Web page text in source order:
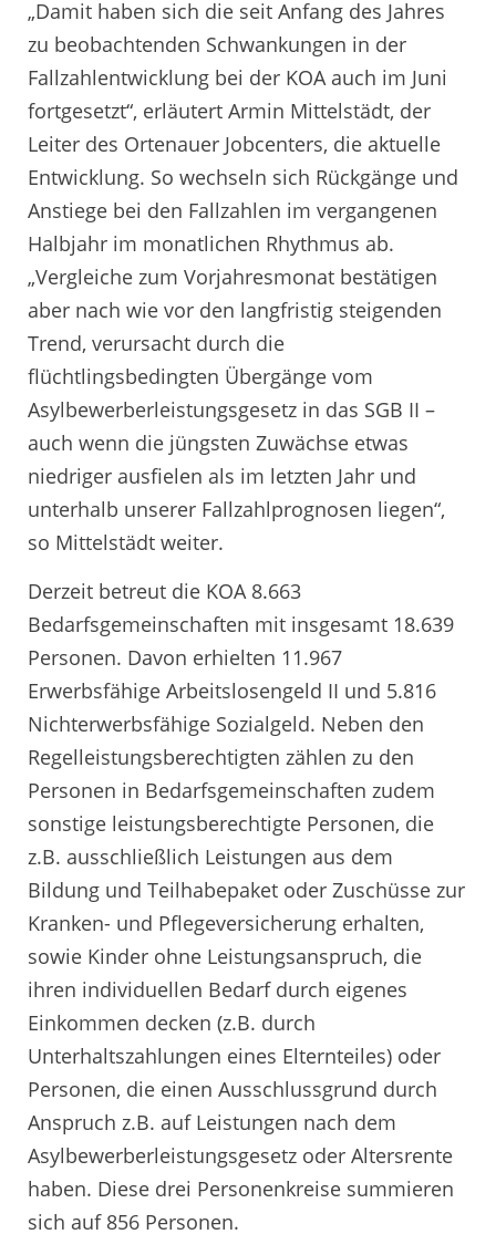
„Damit haben sich die seit Anfang des Jahres
zu beobachtenden Schwankungen in der
Fallzahlentwicklung bei der KOA auch im Juni
fortgesetzt“, erläutert Armin Mittelstädt, der
Leiter des Ortenauer Jobcenters, die aktuelle
Entwicklung. So wechseln sich Rückgänge und
Anstiege bei den Fallzahlen im vergangenen
Halbjahr im monatlichen Rhythmus ab.
„Vergleiche zum Vorjahresmonat bestätigen
aber nach wie vor den langfristig steigenden
Trend, verursacht durch die
flüchtlingsbedingten Übergänge vom
Asylbewerberleistungsgesetz in das SGB II –
auch wenn die jüngsten Zuwächse etwas
niedriger ausfielen als im letzten Jahr und
unterhalb unserer Fallzahlprognosen liegen“,
so Mittelstädt weiter.
Derzeit betreut die KOA 8.663
Bedarfsgemeinschaften mit insgesamt 18.639
Personen. Davon erhielten 11.967
Erwerbsfähige Arbeitslosengeld II und 5.816
Nichterwerbsfähige Sozialgeld. Neben den
Regelleistungsberechtigten zählen zu den
Personen in Bedarfsgemeinschaften zudem
sonstige leistungsberechtigte Personen, die
z.B. ausschließlich Leistungen aus dem
Bildung und Teilhabepaket oder Zuschüsse zur
Kranken- und Pflegeversicherung erhalten,
sowie Kinder ohne Leistungsanspruch, die
ihren individuellen Bedarf durch eigenes
Einkommen decken (z.B. durch
Unterhaltszahlungen eines Elternteiles) oder
Personen, die einen Ausschlussgrund durch
Anspruch z.B. auf Leistungen nach dem
Asylbewerberleistungsgesetz oder Altersrente
haben. Diese drei Personenkreise summieren
sich auf 856 Personen.